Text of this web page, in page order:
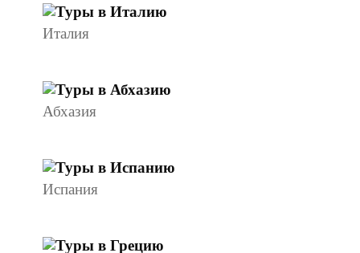
Италия
Абхазия
Испания